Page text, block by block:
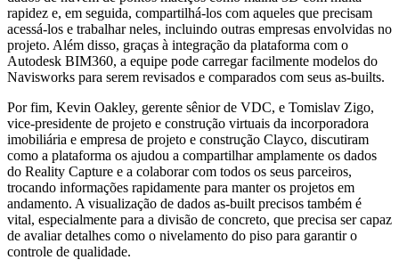
rapidez e, em seguida, compartilhá-los com aqueles que precisam
acessá-los e trabalhar neles, incluindo outras empresas envolvidas no
projeto. Além disso, graças à integração da plataforma com o
Autodesk BIM360, a equipe pode carregar facilmente modelos do
Navisworks para serem revisados e comparados com seus as-builts.
Por fim, Kevin Oakley, gerente sênior de VDC, e Tomislav Zigo,
vice-presidente de projeto e construção virtuais da incorporadora
imobiliária e empresa de projeto e construção Clayco, discutiram
como a plataforma os ajudou a compartilhar amplamente os dados
do Reality Capture e a colaborar com todos os seus parceiros,
trocando informações rapidamente para manter os projetos em
andamento. A visualização de dados as-built precisos também é
vital, especialmente para a divisão de concreto, que precisa ser capaz
de avaliar detalhes como o nivelamento do piso para garantir o
controle de qualidade.